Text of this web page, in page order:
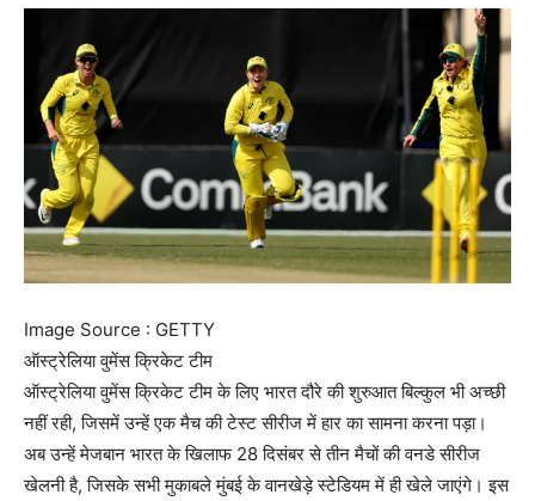
Image Source : GETTY
ऑस्ट्रेलिया वुमेंस क्रिकेट टीम
ऑस्ट्रेलिया वुमेंस क्रिकेट टीम के लिए भारत दौरे की शुरुआत बिल्कुल भी अच्छी
नहीं रही, जिसमें उन्हें एक मैच की टेस्ट सीरीज में हार का सामना करना पड़ा।
अब उन्हें मेजबान भारत के खिलाफ 28 दिसंबर से तीन मैचों की वनडे सीरीज
खेलनी है, जिसके सभी मुकाबले मुंबई के वानखेड़े स्टेडियम में ही खेले जाएंगे। इस